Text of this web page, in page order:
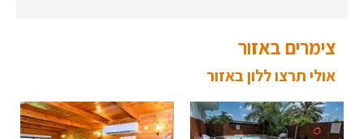
צימרים באזור
אולי תרצו ללון באזור